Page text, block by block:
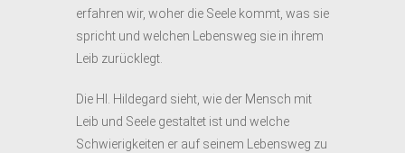
erfahren wir, woher die Seele kommt, was sie
spricht und welchen Lebensweg sie in ihrem
Leib zurücklegt.
Die Hl. Hildegard sieht, wie der Mensch mit
Leib und Seele gestaltet ist und welche
Schwierigkeiten er auf seinem Lebensweg zu